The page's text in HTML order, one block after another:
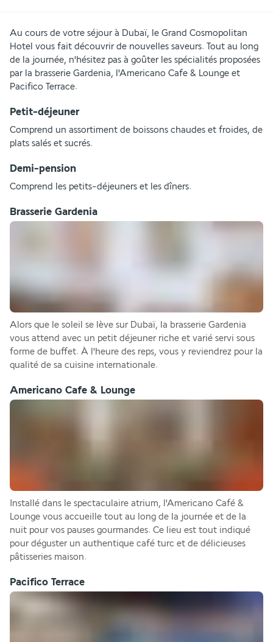
Au cours de votre séjour à Dubaï, le Grand Cosmopolitan
Hotel vous fait découvrir de nouvelles saveurs. Tout au long
de la journée, n'hésitez pas à goûter les spécialités proposées
par la brasserie Gardenia, l'Americano Cafe & Lounge et
Pacifico Terrace.
Petit-déjeuner
Comprend un assortiment de boissons chaudes et froides, de
plats salés et sucrés.
Demi-pension
Comprend les petits-déjeuners et les dîners.
Brasserie Gardenia
Alors que le soleil se lève sur Dubaï, la brasserie Gardenia
vous attend avec un petit déjeuner riche et varié servi sous
forme de buffet. À l'heure des reps, vous y reviendrez pour la
qualité de sa cuisine internationale.
Americano Cafe & Lounge
Installé dans le spectaculaire atrium, l'Americano Café &
Lounge vous accueille tout au long de la journée et de la
nuit pour vos pauses gourmandes. Ce lieu est tout indiqué
pour déguster un authentique café turc et de délicieuses
pâtisseries maison.
Pacifico Terrace